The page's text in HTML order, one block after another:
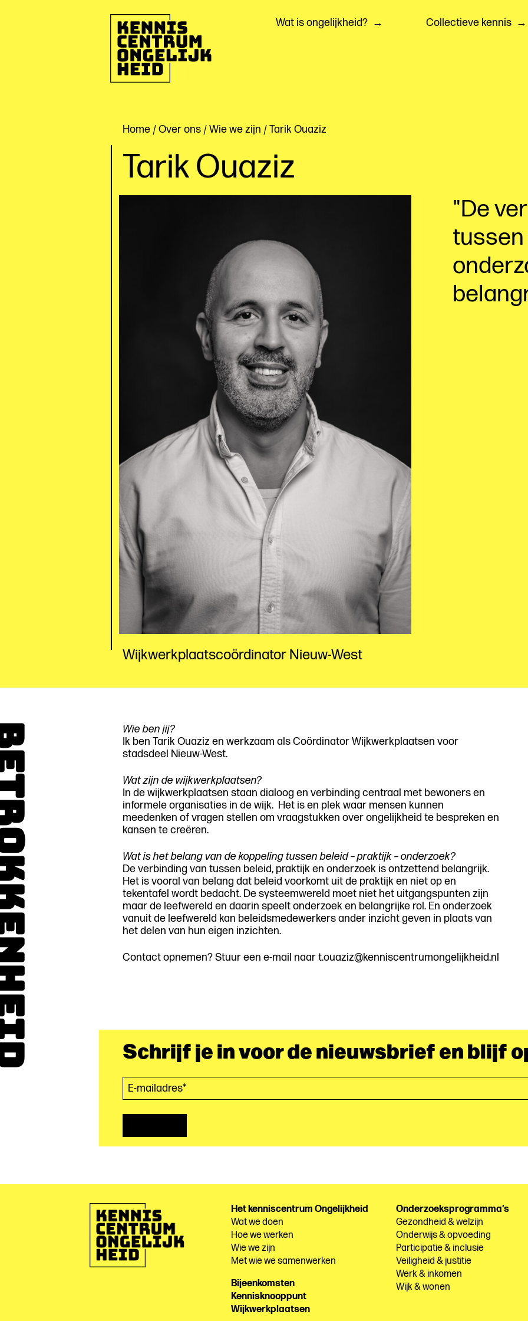
Wat is ongelijkheid? Collectieve kennis
Home /Over ons /Wie we zijn / Tarik Ouaziz
Tarik Ouaziz
De
tussen
Wijkwerkplaatscoördinator Nieuw-West
Wie ben jij?
Ik ben Tarik Ouaziz en werkzaam als Coördinator Wijkwerkplaatsen voor
stadsdeel Nieuw-West.
Wat zijn de wijkwerkplaatsen?
In de wijkwerkplaatsen staan dialoog en verbinding centraal met bewoners en
informele organisaties in de wijk. Het is en plek waar mensen kunnen
meedenken of vragen stellen om vraagstukken over ongelijkheid te bespreken en
kansen te creëren.
Wat is het belang van de koppeling tussen beleid – praktijk – onderzoek?
De verbinding van tussen beleid, praktijk en onderzoek is ontzettend belangrijk.
Het is vooral van belang dat beleid voorkomt uit de praktijk en niet op en
tekentafel wordt bedacht. De systeemwereld moet niet het uitgangspunten zijn
maar de leefwereld en daarin speelt onderzoek en belangrijke rol. En onderzoek
vanuit de leefwereld kan beleidsmedewerkers ander inzicht geven in plaats van
het delen van hun eigen inzichten.
Contact opnemen? Stuur een e-mail naar t.ouaziz@kenniscentrumongelijkheid.nl
Schrijf je in voor de nieuwsbrief en blijf
Het kenniscentrum Ongelijkheid
Wat we doen
Hoe we werken
Wie we zijn
Met wie we samenwerken
Bijeenkomsten
Kennisknooppunt
Wijkwerkplaatsen
Onderzoeksprogramma’s
Gezondheid & welzijn
Onderwijs & opvoeding
Participatie & inclusie
Veiligheid & justitie
Werk & inkomen
Wijk & wonen